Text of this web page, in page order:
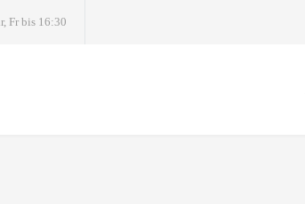
Fr bis 16:30